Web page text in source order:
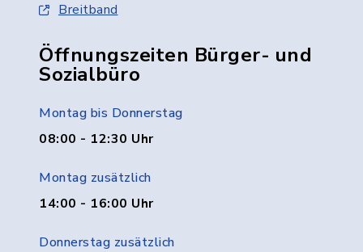
Breitband
Öffnungszeiten Bürger- und
Sozialbüro
Montag bis Donnerstag
08:00 - 12:30 Uhr
Montag zusätzlich
14:00 - 16:00 Uhr
Donnerstag zusätzlich